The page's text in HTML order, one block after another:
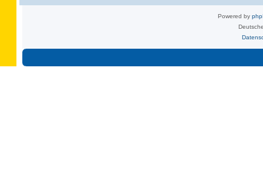
Powered by